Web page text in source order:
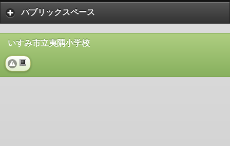
パブリックスペース
いすみ市立夷隅小学校